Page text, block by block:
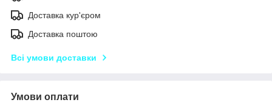
Доставка кур'єром
Доставка поштою
Всі умови доставки
Умови оплати